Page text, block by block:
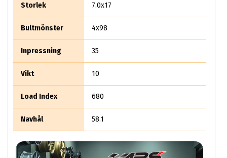
Storlek 7.0x17
Bultmönster 4x98
Inpressning 35
Vikt 10
Load Index 680
Navhål 58.1